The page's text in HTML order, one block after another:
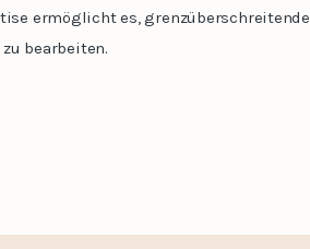
ermöglicht es, grenzüberschreitende
bearbeiten.